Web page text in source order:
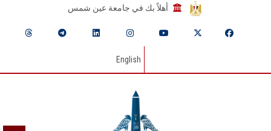
أهلاً بك في جامعة عين شمس
English